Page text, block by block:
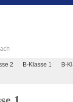
2 B-Klasse 1
B-